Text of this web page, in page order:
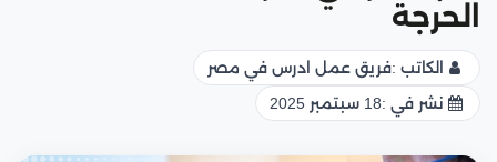
الحرجة
الكاتب :فريق عمل ادرس في مصر
نشر في :18 سبتمبر 2025